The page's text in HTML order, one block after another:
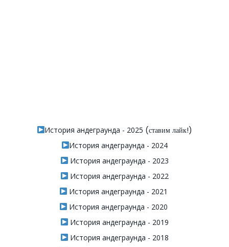
История андеграунда - 2025 (ставим лайк!)
История андеграунда - 2024
История андеграунда - 2023
История андеграунда - 2022
История андеграунда - 2021
История андеграунда - 2020
История андеграунда - 2019
История андеграунда - 2018